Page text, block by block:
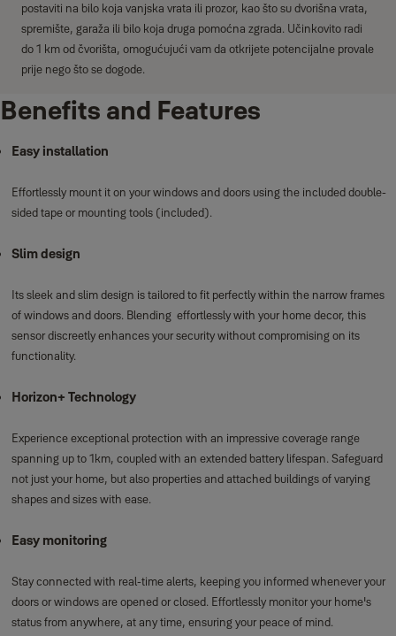
postaviti na bilo koja vanjska vrata ili prozor, kao što su dvorišna vrata,
spremište, garaža ili bilo koja druga pomoćna zgrada. Učinkovito radi
do 1 km od čvorišta, omogućujući vam da otkrijete potencijalne provale
prije nego što se dogode.
Benefits and Features
Easy installation
Effortlessly mount it on your windows and doors using the included double-
sided tape or mounting tools (included).
Slim design
Its sleek and slim design is tailored to fit perfectly within the narrow frames
of windows and doors. Blending effortlessly with your home decor, this
sensor discreetly enhances your security without compromising on its
functionality.
Horizon+ Technology
Experience exceptional protection with an impressive coverage range
spanning up to 1km, coupled with an extended battery lifespan. Safeguard
not just your home, but also properties and attached buildings of varying
shapes and sizes with ease.
Easy monitoring
Stay connected with real-time alerts, keeping you informed whenever your
doors or windows are opened or closed. Effortlessly monitor your home's
status from anywhere, at any time, ensuring your peace of mind.